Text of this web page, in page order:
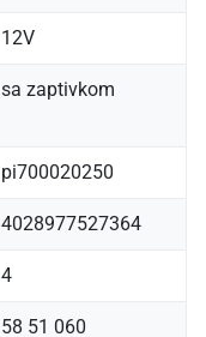
12V
sa zaptivkom
pi700020250
4028977527364
4
58 51 060